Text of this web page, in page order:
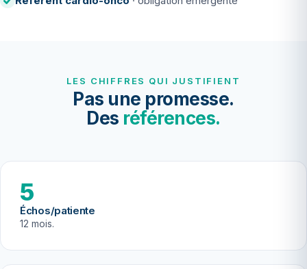
LES CHIFFRES QUI JUSTIFIENT
Pas une promesse.
Des références.
5
Échos/patiente
12 mois.